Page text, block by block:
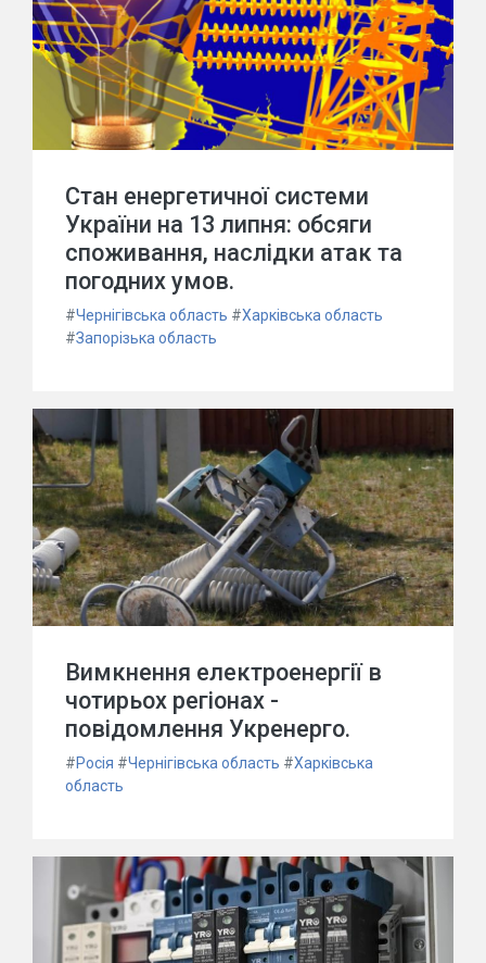
Стан енергетичної системи
України на 13 липня: обсяги
споживання, наслідки атак та
погодних умов.
#Чернігівська область #Харківська область
#Запорізька область
Вимкнення електроенергії в
чотирьох регіонах -
повідомлення Укренерго.
#Росія #Чернігівська область #Харківська
область